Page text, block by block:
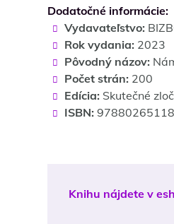
Dodatočné informácie:
Vydavateľstvo:
Rok vydania:2023
Pôvodný názov:
Počet strán: 200
Edícia:Skutečné
ISBN:
Knihu nájdete v